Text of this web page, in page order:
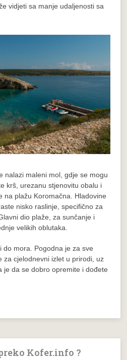
vidjeti sa manje udaljenosti sa
nalazi maleni mol, gdje se mogu
krš, urezanu stjenovitu obalu i
na plažu Koromačna. Hladovine
nisko raslinje, specifično za
dio plaže, za sunčanje i
velikih oblutaka.
do mora. Pogodna je za sve
za cjelodnevni izlet u prirodi, uz
je da se dobro opremite i dođete
Kofer.info ?